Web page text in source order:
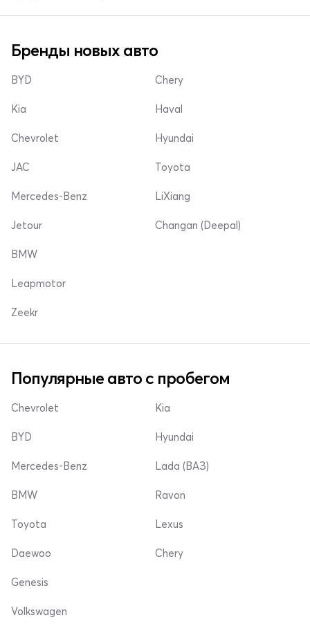
Бренды новых авто
BYD
Kia
Chevrolet
Chery
Haval
Hyundai
JAC
Mercedes-Benz
Jetour
Toyota
LiXiang
Changan (Deepal)
BMW
Leapmotor
Zeekr
Популярные авто с пробегом
Chevrolet
BYD
Mercedes-Benz
Kia
Hyundai
Lada (ВАЗ)
BMW
Toyota
Daewoo
Ravon
Lexus
Chery
Genesis
Volkswagen